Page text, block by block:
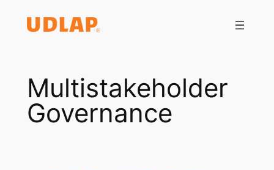
Multistakeholder
Governance